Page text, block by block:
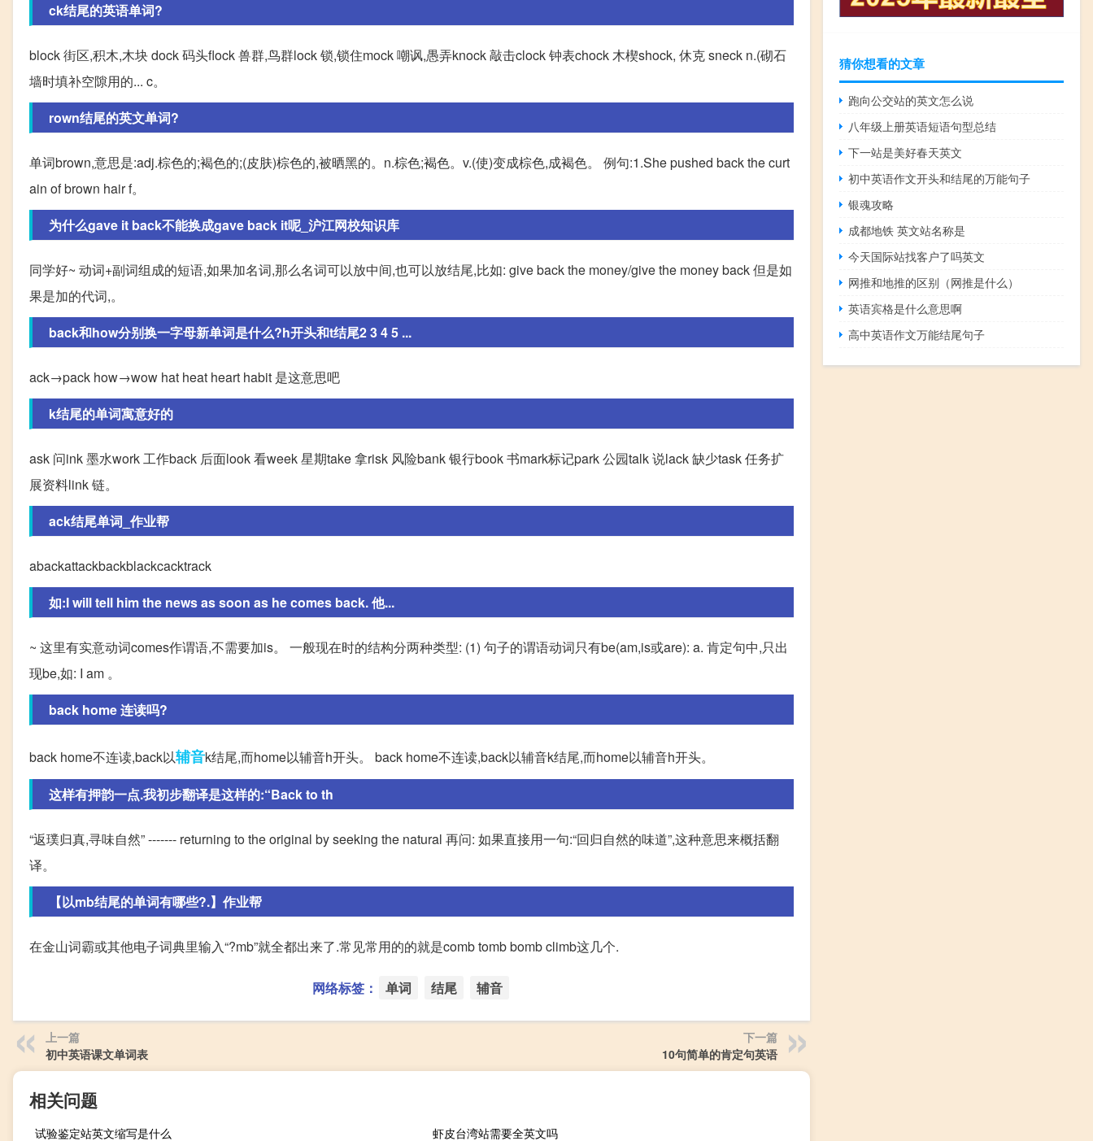
ck结尾的英语单词?
block 街区,积木,木块 dock 码头flock 兽群,鸟群lock 锁,锁住mock 嘲讽,愚弄knock 敲击clock 钟表chock 木楔shock, 休克 sneck n.(砌石
墙时填补空隙用的... c。
rown结尾的英文单词?
单词brown,意思是:adj.棕色的;褐色的;(皮肤)棕色的,被晒黑的。n.棕色;褐色。v.(使)变成棕色,成褐色。 例句:1.She pushed back the curt
ain of brown hair f。
为什么gave it back不能换成gave back it呢_沪江网校知识库
同学好~ 动词+副词组成的短语,如果加名词,那么名词可以放中间,也可以放结尾,比如: give back the money/give the money back 但是如
果是加的代词,。
back和how分别换一字母新单词是什么?h开头和t结尾2 3 4 5 ...
ack→pack how→wow hat heat heart habit 是这意思吧
k结尾的单词寓意好的
ask 问ink 墨水work 工作back 后面look 看week 星期take 拿risk 风险bank 银行book 书mark标记park 公园talk 说lack 缺少task 任务扩
展资料link 链。
ack结尾单词_作业帮
abackattackbackblackcacktrack
如:I will tell him the news as soon as he comes back. 他...
~ 这里有实意动词comes作谓语,不需要加is。 一般现在时的结构分两种类型: (1) 句子的谓语动词只有be(am,is或are): a. 肯定句中,只出
现be,如: I am 。
back home 连读吗?
back home不连读,back以辅音k结尾,而home以辅音h开头。 back home不连读,back以辅音k结尾,而home以辅音h开头。
这样有押韵一点.我初步翻译是这样的:“Back to th
“返璞归真,寻味自然” ------- returning to the original by seeking the natural 再问: 如果直接用一句:“回归自然的味道”,这种意思来概括翻
译。
【以mb结尾的单词有哪些?.】作业帮
在金山词霸或其他电子词典里输入“?mb”就全都出来了.常见常用的的就是comb tomb bomb climb这几个.
网络标签： 单词 结尾 辅音
上一篇
初中英语课文单词表
下一篇
10句简单的肯定句英语
相关问题
试验鉴定站英文缩写是什么 虾皮台湾站需要全英文吗
猜你想看的文章
跑向公交站的英文怎么说
八年级上册英语短语句型总结
下一站是美好春天英文
初中英语作文开头和结尾的万能句子
银魂攻略
成都地铁 英文站名称是
今天国际站找客户了吗英文
网推和地推的区别（网推是什么）
英语宾格是什么意思啊
高中英语作文万能结尾句子